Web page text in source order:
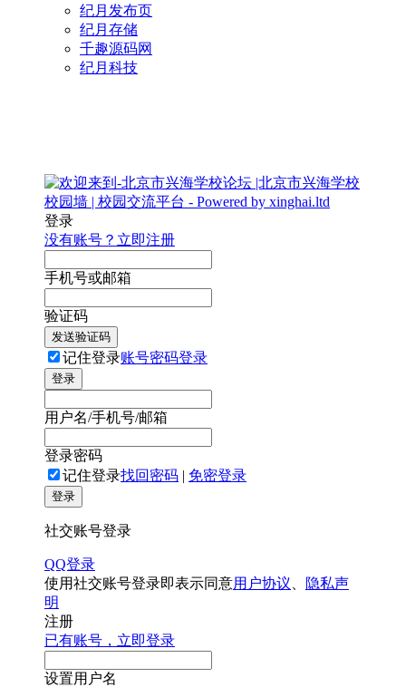
纪月发布页
纪月存储
千趣源码网
纪月科技
登录
没有账号？立即注册
手机号或邮箱
验证码
发送验证码
记住登录账号密码登录
登录
用户名/手机号/邮箱
登录密码
记住登录找回密码 | 免密登录
登录
社交账号登录
QQ登录
使用社交账号登录即表示同意用户协议
隐私声
明
注册
已有账号，立即登录
设置用户名